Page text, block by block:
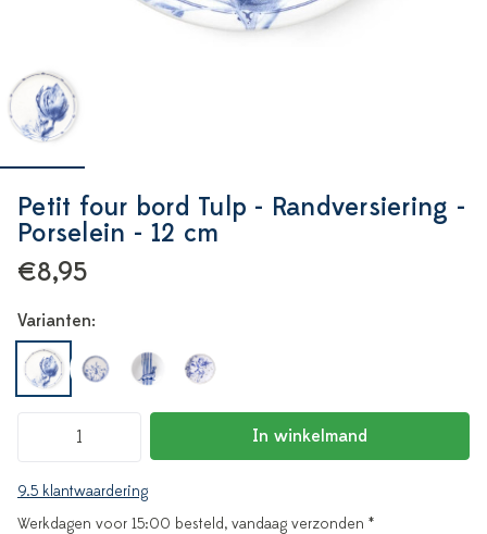
Petit four bord Tulp - Randversiering -
Porselein - 12 cm
€8,95
Varianten:
In winkelmand
9.5 klantwaardering
Werkdagen voor 15:00 besteld, vandaag verzonden *